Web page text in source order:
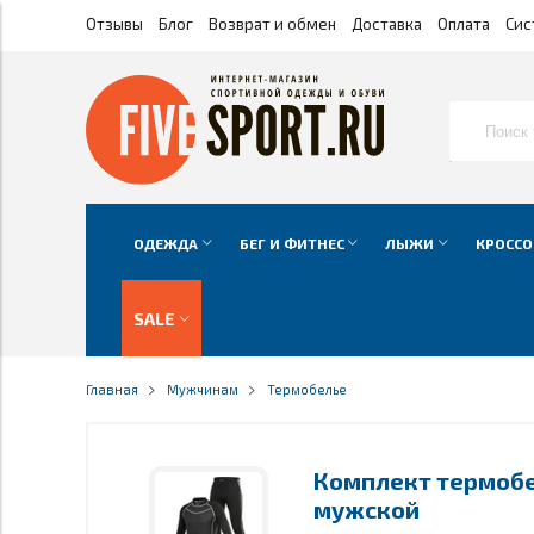
Отзывы Блог Возврат и обмен Доставка Оплата
ОДЕЖДА БЕГ И ФИТНЕС ЛЫЖИ
SALE
Главная Мужчинам Термобелье
Комплект
мужской